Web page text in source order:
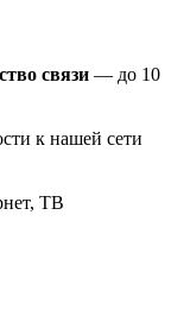
связи — до 10
к нашей сети
ТВ